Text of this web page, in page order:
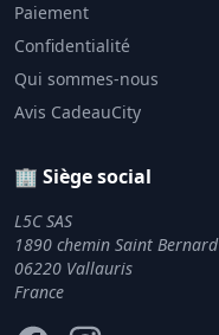
Paiement
Confidentialité
Qui sommes-nous
Avis CadeauCity
🏢 Siège social
L5C SAS
1890 chemin Saint Bernard
06220 Vallauris
France